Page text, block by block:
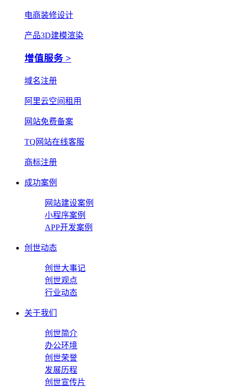
电商装修设计
产品3D建模渲染
增值服务 >
域名注册
阿里云空间租用
网站免费备案
TQ网站在线客服
商标注册
成功案例
网站建设案例
小程序案例
APP开发案例
创世动态
创世大事记
创世观点
行业动态
关于我们
创世简介
办公环境
创世荣誉
发展历程
创世宣传片